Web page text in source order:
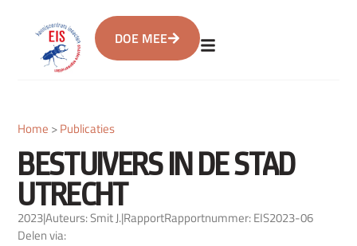
DOE MEE
Home >Publicaties
BESTUIVERS IN DE STAD
UTRECHT
2023|Auteurs: Smit J.|RapportRapportnummer: EIS2023-06
Delen via: